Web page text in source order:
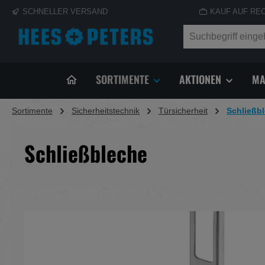
Zur Hauptnavigation springen
SCHNELLER VERSAND KAUF AUF
SORTIMENTE AKTIONEN
Sortimente Sicherheitstechnik Türsicherheit
Schließbleche